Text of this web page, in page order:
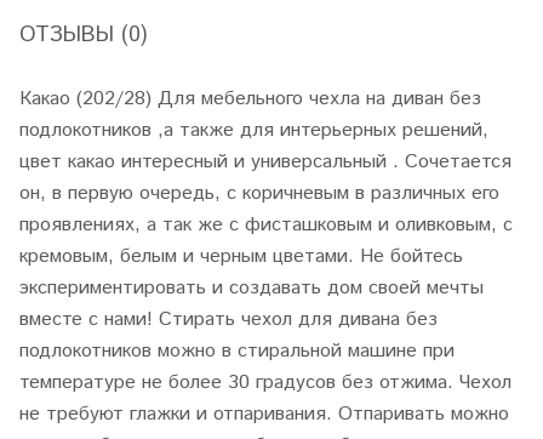
ОТЗЫВЫ (0)
Какао (202/28) Для мебельного чехла на диван без
подлокотников ,а также для интерьерных решений,
цвет какао интересный и универсальный . Сочетается
он, в первую очередь, с коричневым в различных его
проявлениях, а так же с фисташковым и оливковым, с
кремовым, белым и черным цветами. Не бойтесь
экспериментировать и создавать дом своей мечты
вместе с нами! Стирать чехол для дивана без
подлокотников можно в стиральной машине при
температуре не более 30 градусов без отжима. Чехол
не требуют глажки и отпаривания. Отпаривать можно